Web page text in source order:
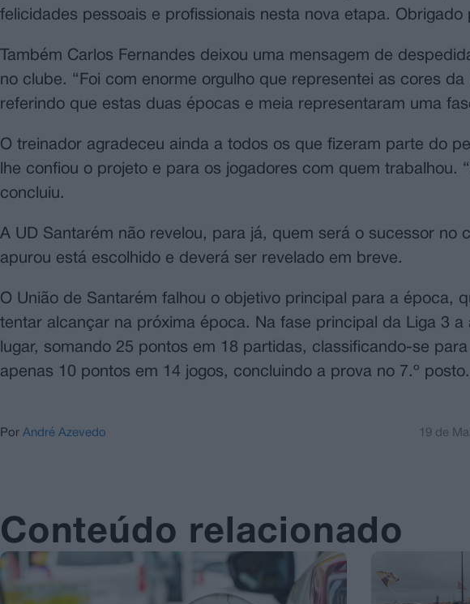
felicidades pessoais e profissionais nesta nova etapa.
Também Carlos Fernandes deixou uma mensagem de
no clube. “Foi com enorme orgulho que representei as cores
referindo que estas duas épocas e meia representaram uma
O treinador agradeceu ainda a todos os que fizeram parte do
lhe confiou o projeto e para os jogadores com quem trabalhou.
concluiu.
A UD Santarém não revelou, para já, quem será o sucessor no
apurou está escolhido e deverá ser revelado em breve.
O União de Santarém falhou o objetivo principal para a época,
tentar alcançar na próxima época. Na fase principal da Liga 3
lugar, somando 25 pontos em 18 partidas, classificando-se
apenas 10 pontos em 14 jogos, concluindo a prova no 7.º posto.
Por André Azevedo 19 de
Conteúdo relacionado